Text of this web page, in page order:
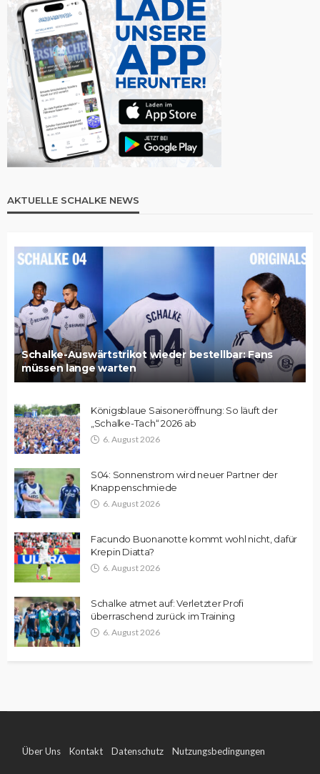
AKTUELLE SCHALKE NEWS
Schalke-Auswärtstrikot wieder bestellbar: Fans
müssen lange warten
Königsblaue Saisoneröffnung: So läuft der
„Schalke-Tach“ 2026 ab
6. August 2026
S04: Sonnenstrom wird neuer Partner der
Knappenschmiede
6. August 2026
Facundo Buonanotte kommt wohl nicht, dafür
Krepin Diatta?
6. August 2026
Schalke atmet auf: Verletzter Profi
überraschend zurück im Training
6. August 2026
Über Uns Kontakt Datenschutz Nutzungsbedingungen